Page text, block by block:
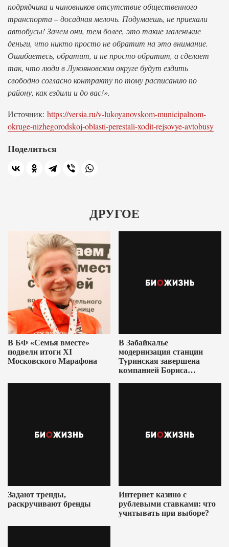
подрядчика и чиновников отсутствие общественного
транспорта – досадная мелочь. Подумаешь, не приехали
автобусы! Зачем они, тем более, это такие маленькие
деньги, что никто просто не обратит на это внимание.
Ошибаетесь, обратит, и не просто обратит, а сделает
так, что люди в Лукояновском округе будут ездить
свободно согласно контракту по тому расписанию по
району, как ездили и до вас!».
Источник: https://versia.ru/v-lukoyanovskom-municipalnom-
okruge-nizhegorodskoj-oblasti-perestali-xodit-rejsovye-avtobusy
Поделиться
ДРУГОЕ
В БФ «Семья вместе»
подвели итоги XI
Московского Марафона
В Забайкалье
модернизация станции
Туринская завершена
компанией Бориса
Задают тренды,
раскручивают бренды
Интернет казино с
рублевыми ставками: что
учитывать при выборе?